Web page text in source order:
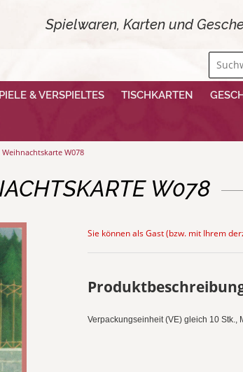
Spielwaren, Karten und
& VERSPIELTES TISCHKARTEN
Weihnachtskarte W078
W078
Sie können als Gast (bzw. mit Ihrem
Verpackungseinheit (VE) gleich 10 Stk.,